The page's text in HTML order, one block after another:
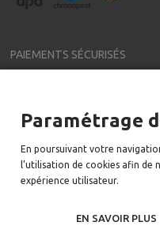
PAIEMENTS SÉCURISÉS
NEWSLETTER
Meovia a régulièrement de
Email:
Paramétrage
En poursuivant votre
l’utilisation de cookies afin
expérience utilisateur.
EN SAVOIR PLUS